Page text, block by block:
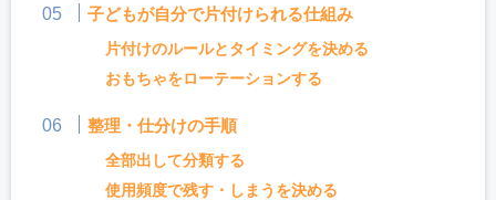
子どもが自分で片付けられる仕組み
片付けのルールとタイミングを決める
おもちゃをローテーションする
整理・仕分けの手順
全部出して分類する
使用頻度で残す・しまうを決める